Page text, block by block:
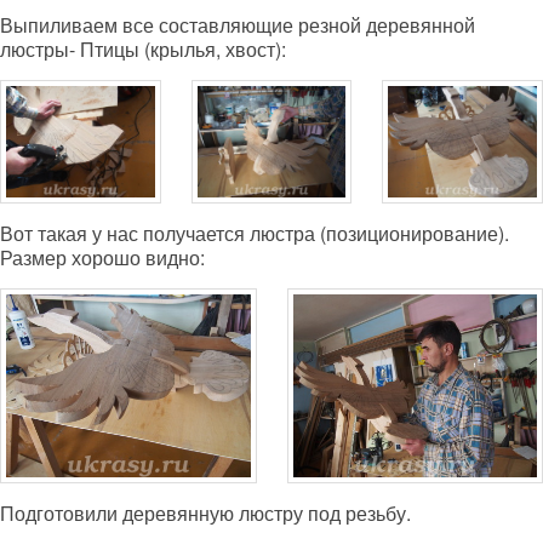
Выпиливаем все составляющие резной деревянной
люстры- Птицы (крылья, хвост):
Вот такая у нас получается люстра (позиционирование).
Размер хорошо видно:
Подготовили деревянную люстру под резьбу.